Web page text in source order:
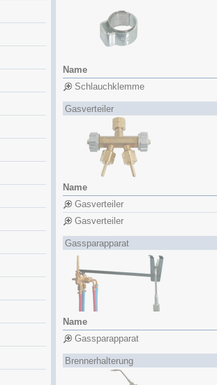
Name
Schlauchklemme
Gasverteiler
Name
Gasverteiler
Gasverteiler
Gassparapparat
Name
Gassparapparat
Brennerhalterung